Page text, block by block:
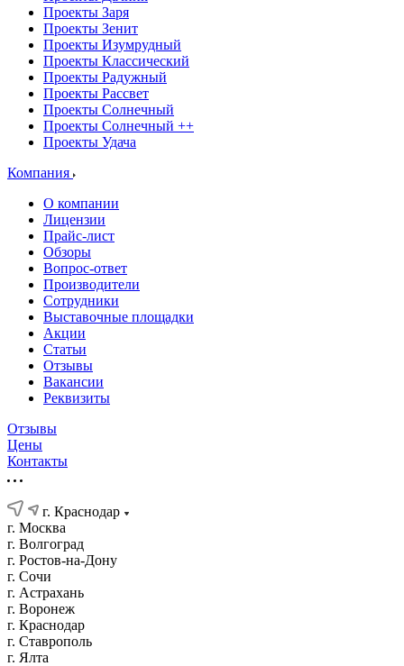
Проекты Заря
Проекты Зенит
Проекты Изумрудный
Проекты Классический
Проекты Радужный
Проекты Рассвет
Проекты Солнечный
Проекты Солнечный ++
Проекты Удача
Компания
О компании
Лицензии
Прайс-лист
Обзоры
Вопрос-ответ
Производители
Сотрудники
Выставочные площадки
Акции
Статьи
Отзывы
Вакансии
Реквизиты
Отзывы
Цены
Контакты
г. Краснодар
г. Москва
г. Волгоград
г. Ростов-на-Дону
г. Сочи
г. Астрахань
г. Воронеж
г. Краснодар
г. Ставрополь
г. Ялта